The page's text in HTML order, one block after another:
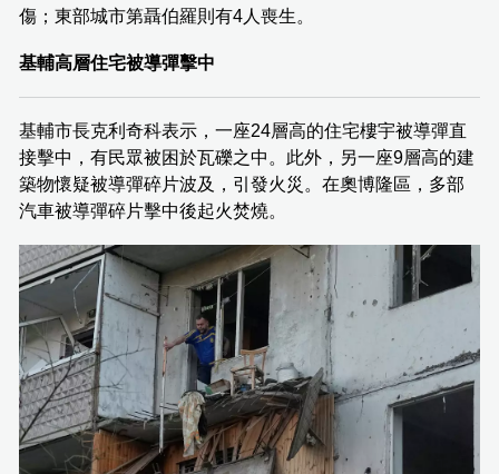
傷；東部城市第聶伯羅則有4人喪生。
基輔高層住宅被導彈擊中
基輔市長克利奇科表示，一座24層高的住宅樓宇被導彈直
接擊中，有民眾被困於瓦礫之中。此外，另一座9層高的建
築物懷疑被導彈碎片波及，引發火災。在奧博隆區，多部
汽車被導彈碎片擊中後起火焚燒。